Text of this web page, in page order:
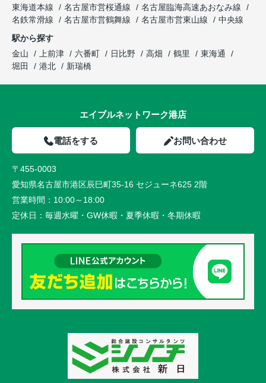
東海道本線
名古屋市営桜通線
名古屋臨海高速あおなみ線
名鉄常滑線
名古屋市営鶴舞線 名古屋市営東山線
中央線
駅から探す
金山
上前津 六番町 日比野 高畑 鶴里
東海通
堀田
港北 新瑞橋
エイブルネットワーク港店
電話をする お問い合わせ
〒455-0003
愛知県名古屋市港区辰巳町35-16 セジューネ625 2階
営業時間： 10:00～18:00
定休日： 毎週水曜・GW休暇・夏季休暇・冬期休暇